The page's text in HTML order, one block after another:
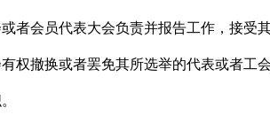
者会员代表大会负责并报告工作，接受其
权撤换或者罢免其所选举的代表或者工